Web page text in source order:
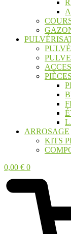
ARROSAGE
KITS
0,00 € 0